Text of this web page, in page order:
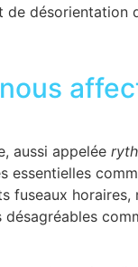
désorientation
aussi appelée
essentielles
horaires,